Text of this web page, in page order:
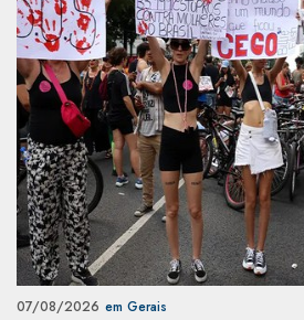
07/08/2026 em Gerais